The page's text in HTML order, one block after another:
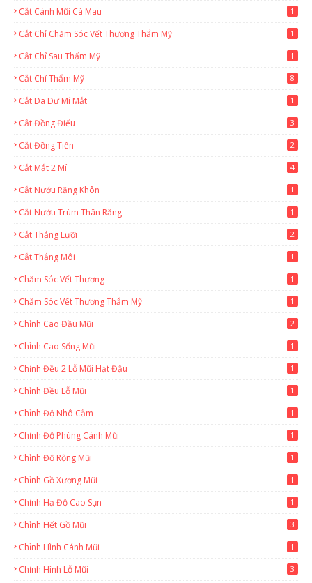
Cắt Cánh Mũi Cà Mau 1
Cắt Chỉ Chăm Sóc Vết Thương Thẩm Mỹ 1
Cắt Chỉ Sau Thẩm Mỹ 1
Cắt Chỉ Thẩm Mỹ 8
Cắt Da Dư Mí Mắt 1
Cắt Đồng Điếu 3
Cắt Đồng Tiền 2
Cắt Mắt 2 Mí 4
Cắt Nướu Răng Khôn 1
Cắt Nướu Trùm Thân Răng 1
Cắt Thắng Lưỡi 2
Cắt Thắng Môi 1
Chăm Sóc Vết Thương 1
Chăm Sóc Vết Thương Thẩm Mỹ 1
Chỉnh Cao Đầu Mũi 2
Chỉnh Cao Sống Mũi 1
Chỉnh Đều 2 Lỗ Mũi Hạt Đậu 1
Chỉnh Đều Lỗ Mũi 1
Chỉnh Độ Nhô Cằm 1
Chỉnh Độ Phùng Cánh Mũi 1
Chỉnh Độ Rộng Mũi 1
Chỉnh Gồ Xương Mũi 1
Chỉnh Hạ Độ Cao Sụn 1
Chỉnh Hết Gồ Mũi 3
Chỉnh Hình Cánh Mũi 1
Chỉnh Hình Lỗ Mũi 3